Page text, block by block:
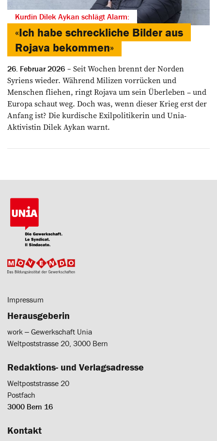
Kurdin Dilek Aykan schlägt Alarm:
«Ich habe schreckliche Bilder aus
Rojava bekommen»
26. Februar 2026
Seit Wochen brennt der Norden
Syriens wieder. Während Milizen vorrücken und
Menschen fliehen, ringt Rojava um sein Überleben – und
Europa schaut weg. Doch was, wenn dieser Krieg erst der
Anfang ist? Die kurdische Exilpolitikerin und Unia-
Aktivistin Dilek Aykan warnt.
Impressum
Herausgeberin
work ‒ Gewerkschaft Unia
Weltpoststrasse 20, 3000 Bern
Redaktions- und Verlagsadresse
Weltpoststrasse 20
Postfach
3000 Bern 16
Kontakt